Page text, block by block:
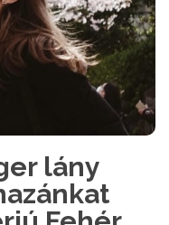
lány